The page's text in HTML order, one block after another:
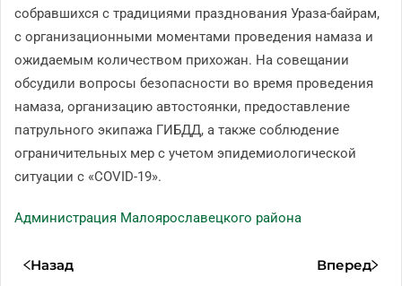
собравшихся с традициями празднования Ураза-байрам,
с организационными моментами проведения намаза и
ожидаемым количеством прихожан. На совещании
обсудили вопросы безопасности во время проведения
намаза, организацию автостоянки, предоставление
патрульного экипажа ГИБДД, а также соблюдение
ограничительных мер с учетом эпидемиологической
ситуации с «COVID-19».
Администрация Малоярославецкого района
Назад Вперед